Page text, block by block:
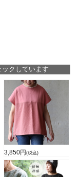
クしています
3,850円 (税込)